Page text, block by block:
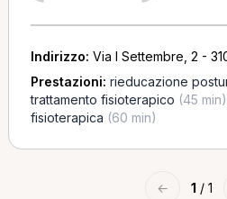
Indirizzo: Via I Settembre, 2 -
Prestazioni: rieducazione
trattamento fisioterapico (45 min)
fisioterapica (60 min)
← 1 / 1